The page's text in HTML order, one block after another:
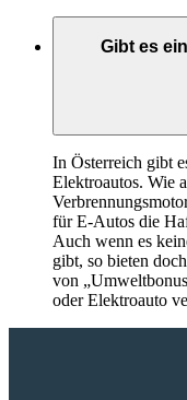
Gibt es
In Österreich gibt
Elektroautos. Wie
für E-Autos die
Auch wenn es
gibt, so bieten
von
oder Elektroauto